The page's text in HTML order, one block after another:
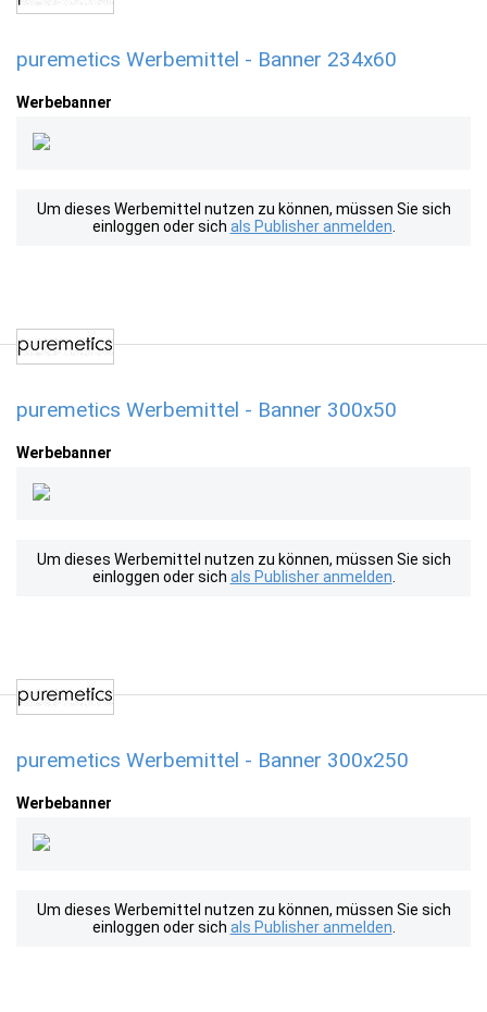
puremetics Werbemittel - Banner 234x60
Werbebanner
Um dieses Werbemittel nutzen zu können, müssen Sie sich
einloggen oder sich als Publisher anmelden
puremetics Werbemittel - Banner 300x50
Werbebanner
Um dieses Werbemittel nutzen zu können, müssen Sie sich
einloggen oder sich als Publisher anmelden
puremetics Werbemittel - Banner 300x250
Werbebanner
Um dieses Werbemittel nutzen zu können, müssen Sie sich
einloggen oder sich als Publisher anmelden